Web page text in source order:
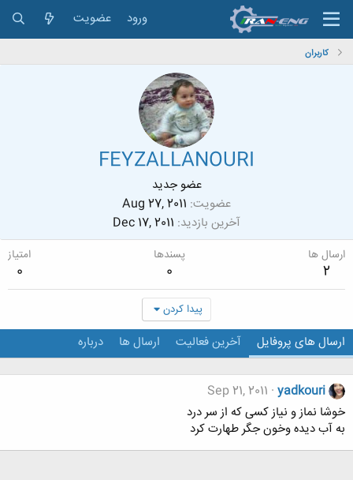
ورود عضویت
کاربران
FEYZALLANOURI
عضو جدید
عضویت Aug 27, 2011
آخرین بازدید Dec 17, 2011
ارسال ها
2
پسندها
0
امتیاز
0
پیدا کردن
ارسال های پروفایل آخرین فعالیت ارسال ها درباره
yadkouri
Sep 21, 2011
خوشا نماز و نیاز کسی که از سر درد
به آب دیده وخون جگر طهارت کرد